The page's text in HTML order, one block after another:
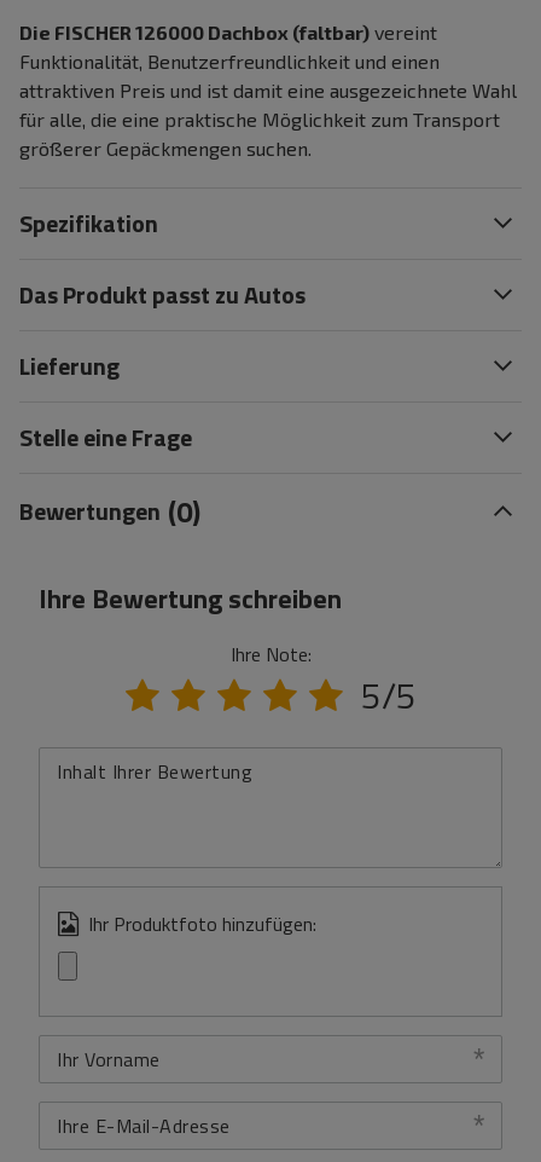
Die FISCHER 126000 Dachbox (faltbar) vereint
Funktionalität, Benutzerfreundlichkeit und einen
attraktiven Preis und ist damit eine ausgezeichnete Wahl
für alle, die eine praktische Möglichkeit zum Transport
größerer Gepäckmengen suchen.
Spezifikation
Das Produkt passt zu Autos
Lieferung
Stelle eine Frage
Bewertungen (0)
Ihre Bewertung schreiben
Ihre Note:
5/5
Inhalt Ihrer Bewertung
Ihr Produktfoto hinzufügen:
Ihr Vorname
Ihre E-Mail-Adresse